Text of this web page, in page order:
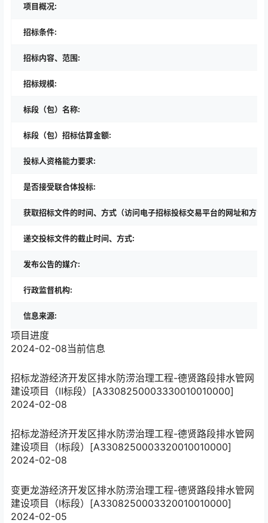
项目概况:
招标条件:
招标内容、范围:
招标规模:
标段（包）名称:
标段（包）招标估算金额:
投标人资格能力要求:
是否接受联合体投标:
获取招标文件的时间、方式（访问电子招标投标交易平台的网址和方法
递交投标文件的截止时间、方式:
发布公告的媒介:
行政监督机构:
信息来源:
项目进度
2024-02-08当前信息
招标龙游经济开发区排水防涝治理工程-德贤路段排水管网
建设项目（Ⅱ标段）[A3308250003330010010000]
2024-02-08
招标龙游经济开发区排水防涝治理工程-德贤路段排水管网
建设项目（Ⅰ标段）[A3308250003320010010000]
2024-02-08
变更龙游经济开发区排水防涝治理工程-德贤路段排水管网
建设项目（Ⅰ标段）[A3308250003320010010000]
2024-02-05